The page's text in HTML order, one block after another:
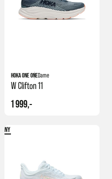
HOKA ONE ONEDame
W Clifton 11
1 999,-
NY